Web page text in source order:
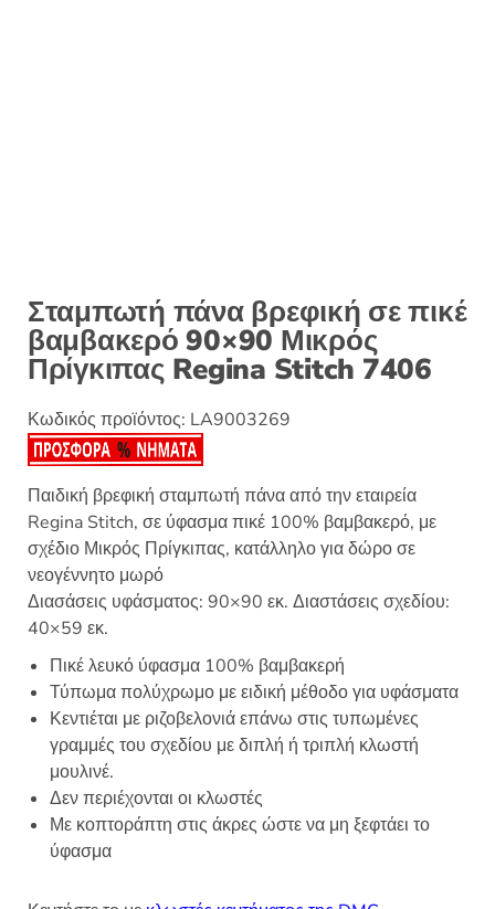
Σταμπωτή πάνα βρεφική σε πικέ
βαμβακερό 90×90 Μικρός
Πρίγκιπας Regina Stitch 7406
Κωδικός προϊόντος: LA9003269
Παιδική βρεφική σταμπωτή πάνα από την εταιρεία
Regina Stitch, σε ύφασμα πικέ 100% βαμβακερό, με
σχέδιο Μικρός Πρίγκιπας, κατάλληλο για δώρο σε
νεογέννητο μωρό
Διασάσεις υφάσματος: 90×90 εκ. Διαστάσεις σχεδίου:
40×59 εκ.
Πικέ λευκό ύφασμα 100% βαμβακερή
Τύπωμα πολύχρωμο με ειδική μέθοδο για υφάσματα
Κεντιέται με ριζοβελονιά επάνω στις τυπωμένες
γραμμές του σχεδίου με διπλή ή τριπλή κλωστή
μουλινέ.
Δεν περιέχονται οι κλωστές
Με κοπτοράπτη στις άκρες ώστε να μη ξεφτάει το
ύφασμα